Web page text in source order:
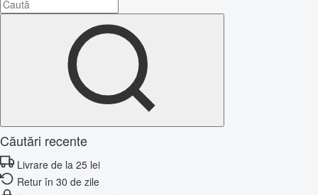
Căutări recente
Livrare de la 25 lei
Retur în 30 de zile